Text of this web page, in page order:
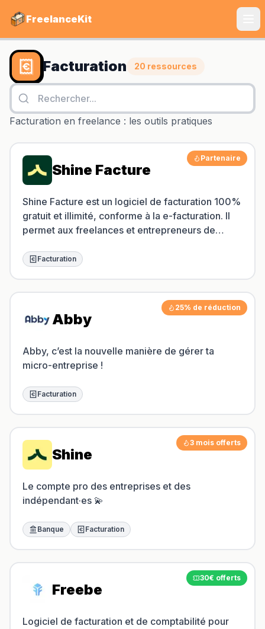
FreelanceKit
CATÉGORIES
Services
S'instruire
Communiquer
LE TOP DU TOP
Shine Facture
Swapn
Shine
Proposer un outil
Donner mon avis
Facturation 20 ressources
Facturation en freelance : les outils pratiques
Shine Facture
Shine Facture est un logiciel de facturation 100%
gratuit et illimité, conforme à la e-facturation. Il
permet aux freelances et entrepreneurs de
avec des relances automatisées.
Facturation
Partenaire
Abby
Abby, c’est la nouvelle manière de gérer ta
micro-entreprise !
Facturation
25% de réduction
Shine
Le compte pro des entreprises et des
indépendant·es 💫
Banque Facturation
3 mois offerts
Freebe
Logiciel de facturation et de comptabilité pour
30€ offerts